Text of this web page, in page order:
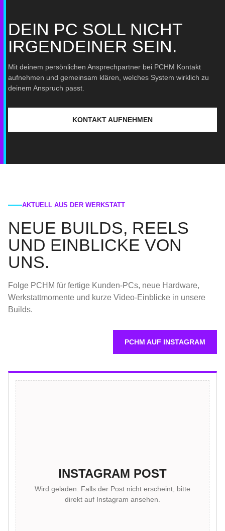
DEIN PC SOLL NICHT
IRGENDEINER SEIN.
Mit deinem persönlichen Ansprechpartner bei PCHM Kontakt
aufnehmen und gemeinsam klären, welches System wirklich zu
deinem Anspruch passt.
KONTAKT AUFNEHMEN
AKTUELL AUS DER WERKSTATT
NEUE BUILDS, REELS
UND EINBLICKE VON
UNS.
Folge PCHM für fertige Kunden-PCs, neue Hardware,
Werkstattmomente und kurze Video-Einblicke in unsere
Builds.
PCHM AUF INSTAGRAM
INSTAGRAM POST
Wird geladen. Falls der Post nicht erscheint, bitte
direkt auf Instagram ansehen.